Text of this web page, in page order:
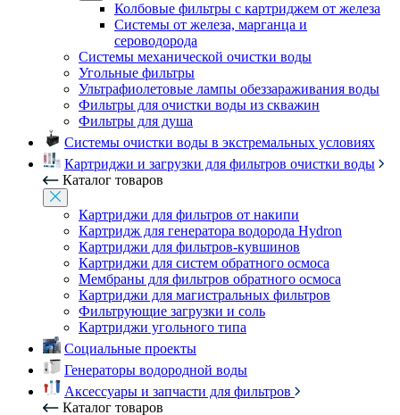
Колбовые фильтры с картриджем от железа
Системы от железа, марганца и
сероводорода
Системы механической очистки воды
Угольные фильтры
Ультрафиолетовые лампы обеззараживания воды
Фильтры для очистки воды из скважин
Фильтры для душа
Системы очистки воды в экстремальных условиях
Картриджи и загрузки для фильтров очистки воды
Каталог товаров
Картриджи для фильтров от накипи
Картридж для генератора водорода Hydron
Картриджи для фильтров-кувшинов
Картриджи для систем обратного осмоса
Мембраны для фильтров обратного осмоса
Картриджи для магистральных фильтров
Фильтрующие загрузки и соль
Картриджи угольного типа
Социальные проекты
Генераторы водородной воды
Аксессуары и запчасти для фильтров
Каталог товаров